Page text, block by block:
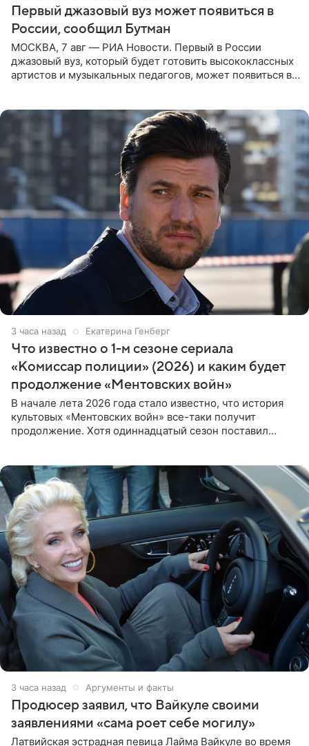
Первый джазовый вуз может появиться в
России, сообщил Бутман
МОСКВА, 7 авг — РИА Новости. Первый в России
джазовый вуз, который будет готовить высококлассных
артистов и музыкальных педагогов, может появиться в
3 часа назад Екатерина Генберг
Что известно о 1-м сезоне сериала
«Комиссар полиции» (2026) и каким будет
продолжение «Ментовских войн»
В начале лета 2026 года стало известно, что история
культовых «Ментовских войн» все-таки получит
продолжение. Хотя одиннадцатый сезон поставил
3 часа назад Аргументы и факты
Продюсер заявил, что Вайкуле своими
заявлениями «сама роет себе могилу»
Латвийская эстрадная певица Лайма Вайкуле во время